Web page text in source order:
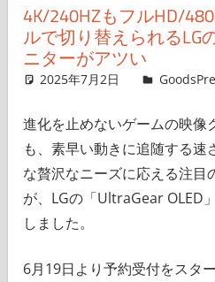
4K/240HZもフルHD/
ルで切り替えられるLG
ニターがアツい
2025年7月2日 ＆GP
進化を止めないゲームの映像
も、素早い動きに追随する速
な贅沢なニーズに応える注目
が、LGの「UltraGear OLED
しました。
6月19日より予約受付をスタ